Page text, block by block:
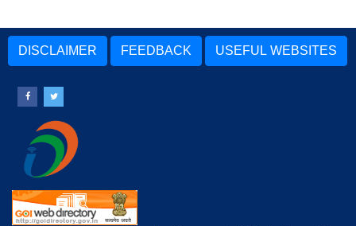
DISCLAIMER FEEDBACK USEFUL WEBSITES